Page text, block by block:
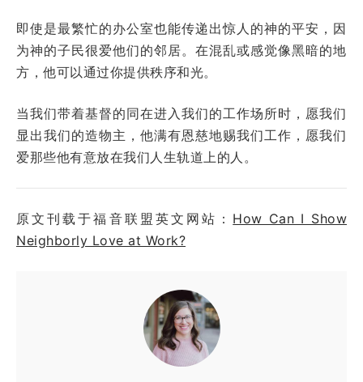
即使是最繁忙的办公室也能传递出惊人的神的平安，因
为神的子民很爱他们的邻居。在混乱或感觉像黑暗的地
方，他可以通过你提供秩序和光。
当我们带着基督的同在进入我们的工作场所时，愿我们
显出我们的造物主，他满有恩慈地赐我们工作，愿我们
爱那些他有意放在我们人生轨道上的人。
原文刊载于福音联盟英文网站： How Can I Show
Neighborly Love at Work?